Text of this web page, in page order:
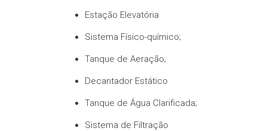
Estação Elevatória
Sistema Físico-químico;
Tanque de Aeração;
Decantador Estático
Tanque de Água Clarificada;
Sistema de Filtração